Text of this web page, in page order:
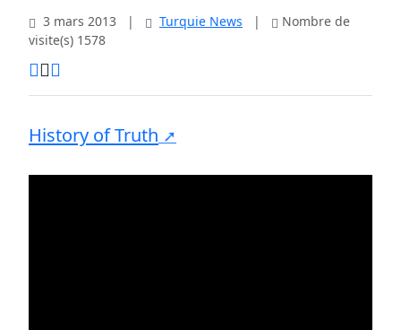
3 mars 2013 | Turquie News |
Nombre de
visite(s) 1578
History of Truth